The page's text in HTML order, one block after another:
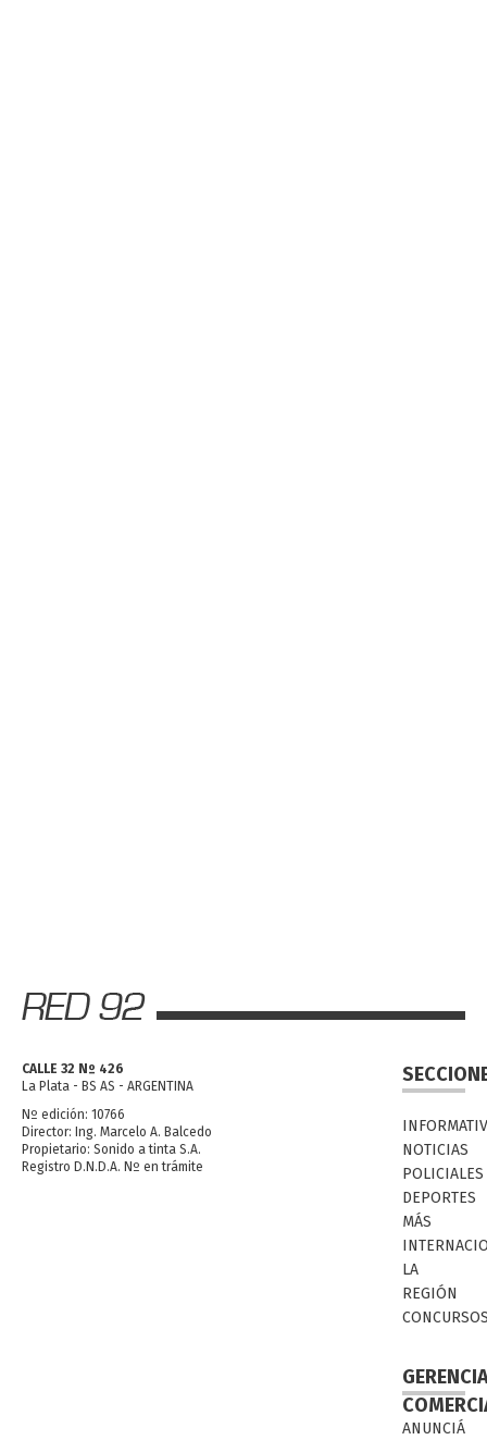
CALLE 32 Nº 426
La Plata - BS AS - ARGENTINA
Nº edición: 10766
Director: Ing. Marcelo A. Balcedo
Propietario: Sonido a tinta S.A.
Registro D.N.D.A. Nº en trámite
NOTICIAS
POLICIALES
DEPORTES
MÁS
LA
REGIÓN
ANUNCIÁ